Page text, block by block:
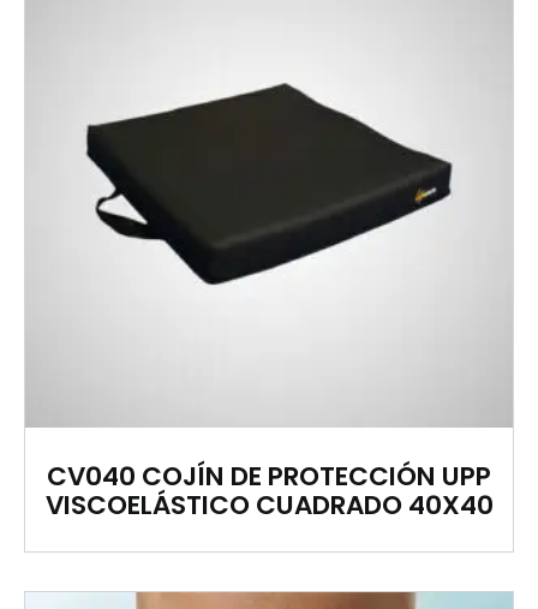
CV040 COJÍN DE PROTECCIÓN UPP
VISCOELÁSTICO CUADRADO 40X40